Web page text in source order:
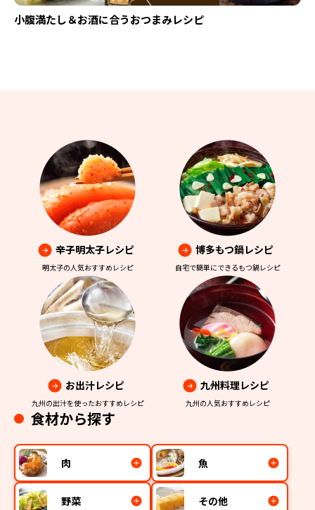
小腹満たし＆お酒に合うおつまみレシピ
辛子明太子レシピ
明太子の人気おすすめレシピ
博多もつ鍋レシピ
自宅で簡単にできるもつ鍋レシピ
お出汁レシピ
九州の出汁を使ったおすすめレシピ
九州料理レシピ
九州の人気おすすめレシピ
食材から探す
肉 魚
野菜 その他